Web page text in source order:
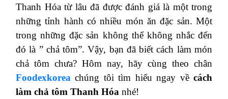
Thanh Hóa từ lâu đã được đánh giá là một trong
những tỉnh hành có nhiều món ăn đặc sản. Một
trong những đặc sản không thể không nhắc đến
đó là ” chả tôm”. Vậy, bạn đã biết cách làm món
chả tôm chưa? Hôm nay, hãy cùng theo chân
Foodexkorea chúng tôi tìm hiểu ngay vềcách
làm chả tôm Thanh Hóa nhé!